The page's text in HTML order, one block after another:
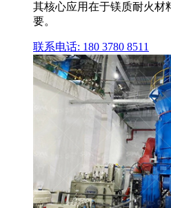
其核心应用在于镁质耐火材
要。
联系电话: 180 3780 8511